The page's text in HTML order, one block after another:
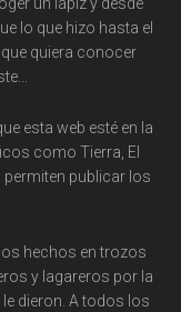
lo que hizo hasta el
quiera conocer
esta web esté en la
como Tierra, El
publicar los
hechos en trozos
y lagareros por la
dieron. A todos los